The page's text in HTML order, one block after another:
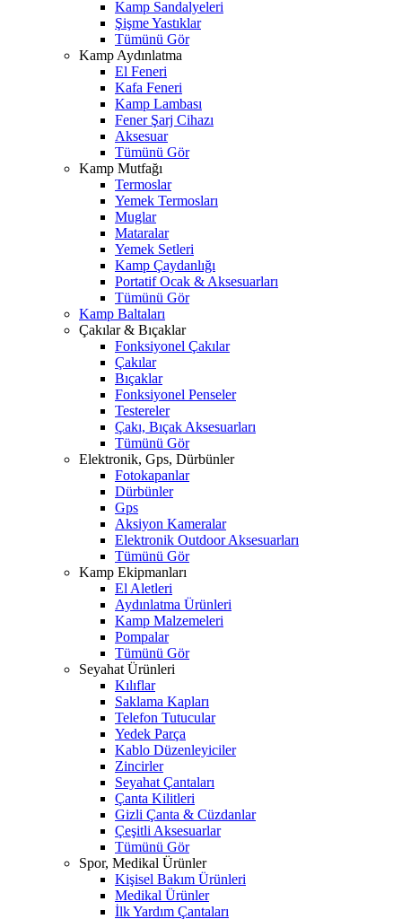
Kamp Sandalyeleri
Şişme Yastıklar
Tümünü Gör
Kamp Aydınlatma
El Feneri
Kafa Feneri
Kamp Lambası
Fener Şarj Cihazı
Aksesuar
Tümünü Gör
Kamp Mutfağı
Termoslar
Yemek Termosları
Muglar
Mataralar
Yemek Setleri
Kamp Çaydanlığı
Portatif Ocak & Aksesuarları
Tümünü Gör
Kamp Baltaları
Çakılar & Bıçaklar
Fonksiyonel Çakılar
Çakılar
Bıçaklar
Fonksiyonel Penseler
Testereler
Çakı, Bıçak Aksesuarları
Tümünü Gör
Elektronik, Gps, Dürbünler
Fotokapanlar
Dürbünler
Gps
Aksiyon Kameralar
Elektronik Outdoor Aksesuarları
Tümünü Gör
Kamp Ekipmanları
El Aletleri
Aydınlatma Ürünleri
Kamp Malzemeleri
Pompalar
Tümünü Gör
Seyahat Ürünleri
Kılıflar
Saklama Kapları
Telefon Tutucular
Yedek Parça
Kablo Düzenleyiciler
Zincirler
Seyahat Çantaları
Çanta Kilitleri
Gizli Çanta & Cüzdanlar
Çeşitli Aksesuarlar
Tümünü Gör
Spor, Medikal Ürünler
Kişisel Bakım Ürünleri
Medikal Ürünler
İlk Yardım Çantaları